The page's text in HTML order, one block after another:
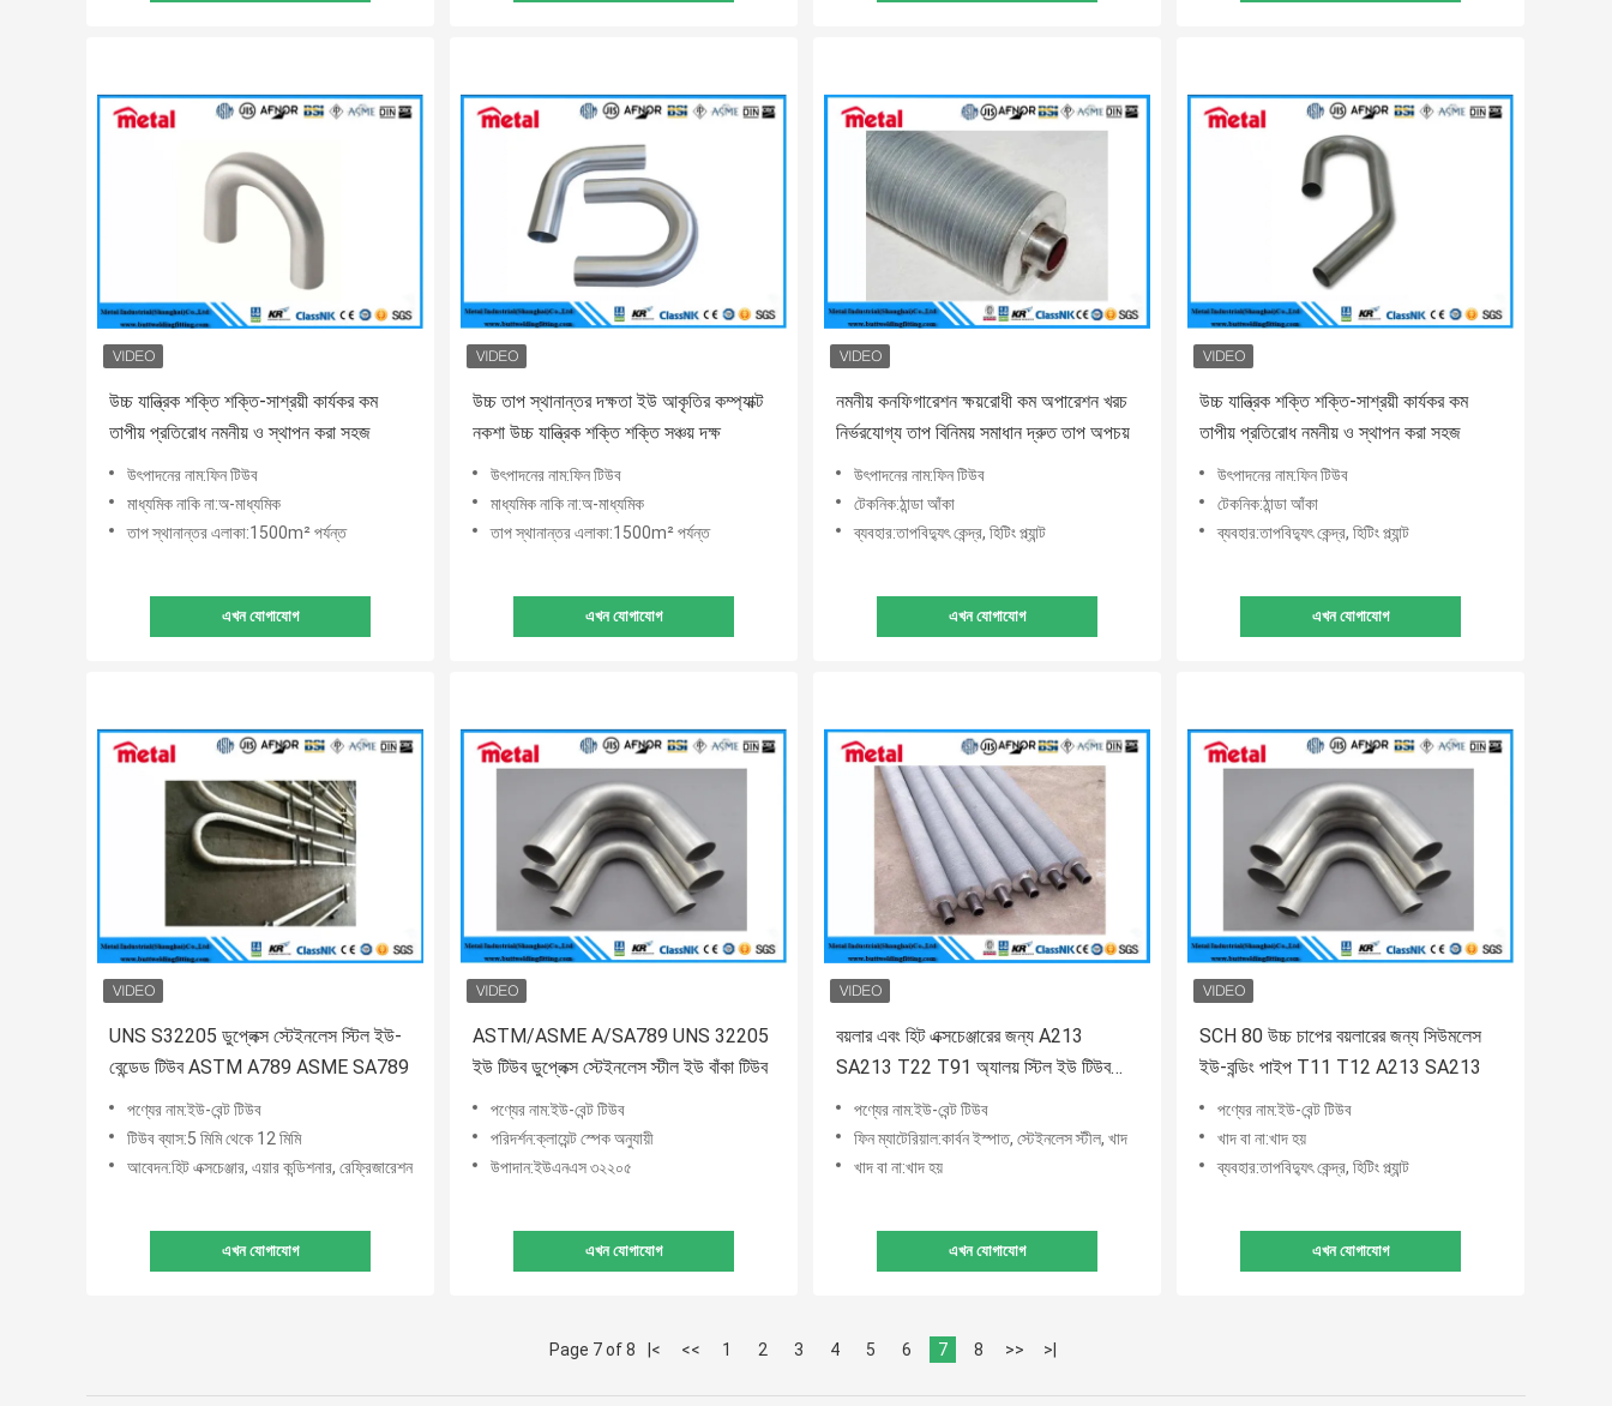
উচ্চ যান্ত্রিক শক্তি শক্তি-সাশ্রয়ী কার্যকর কম
তাপীয় প্রতিরোধ নমনীয় ও স্থাপন করা সহজ
উৎপাদনের নাম:ফিন টিউব
মাধ্যমিক নাকি না:অ-মাধ্যমিক
তাপ স্থানান্তর এলাকা:1500m² পর্যন্ত
এখন যোগাযোগ
উচ্চ তাপ স্থানান্তর দক্ষতা ইউ আকৃতির কম্প্যাক্ট
নকশা উচ্চ যান্ত্রিক শক্তি শক্তি সঞ্চয় দক্ষ
উৎপাদনের নাম:ফিন টিউব
মাধ্যমিক নাকি না:অ-মাধ্যমিক
তাপ স্থানান্তর এলাকা:1500m² পর্যন্ত
এখন যোগাযোগ
নমনীয় কনফিগারেশন ক্ষয়রোধী কম অপারেশন খরচ
নির্ভরযোগ্য তাপ বিনিময় সমাধান দ্রুত তাপ অপচয়
উৎপাদনের নাম:ফিন টিউব
টেকনিক:ঠান্ডা আঁকা
ব্যবহার:তাপবিদ্যুৎ কেন্দ্র, হিটিং প্ল্যান্ট
এখন যোগাযোগ
উচ্চ যান্ত্রিক শক্তি শক্তি-সাশ্রয়ী কার্যকর কম
তাপীয় প্রতিরোধ নমনীয় ও স্থাপন করা সহজ
উৎপাদনের নাম:ফিন টিউব
টেকনিক:ঠান্ডা আঁকা
ব্যবহার:তাপবিদ্যুৎ কেন্দ্র, হিটিং প্ল্যান্ট
এখন যোগাযোগ
UNS S32205 ডুপ্লেক্স স্টেইনলেস স্টিল ইউ-
বেন্ডেড টিউব ASTM A789 ASME SA789
পণ্যের নাম:ইউ-বেন্ট টিউব
টিউব ব্যাস:5 মিমি থেকে 12 মিমি
আবেদন:হিট এক্সচেঞ্জার, এয়ার কন্ডিশনার, রেফ্রিজারেশন
এখন যোগাযোগ
ASTM/ASME A/SA789 UNS 32205
ইউ টিউব ডুপ্লেক্স স্টেইনলেস স্টীল ইউ বাঁকা টিউব
পণ্যের নাম:ইউ-বেন্ট টিউব
পরিদর্শন:ক্লায়েন্ট স্পেক অনুযায়ী
উপাদান:ইউএনএস ৩২২০৫
এখন যোগাযোগ
বয়লার এবং হিট এক্সচেঞ্জারের জন্য A213
SA213 T22 T91 অ্যালয় স্টিল ইউ টিউব
পণ্যের নাম:ইউ-বেন্ট টিউব
ফিন ম্যাটেরিয়াল:কার্বন ইস্পাত, স্টেইনলেস স্টীল, খাদ
খাদ বা না:খাদ হয়
এখন যোগাযোগ
SCH 80 উচ্চ চাপের বয়লারের জন্য সিউমলেস
ইউ-বন্ডিং পাইপ T11 T12 A213 SA213
পণ্যের নাম:ইউ-বেন্ট টিউব
খাদ বা না:খাদ হয়
ব্যবহার:তাপবিদ্যুৎ কেন্দ্র, হিটিং প্ল্যান্ট
এখন যোগাযোগ
Page 7 of 8 |< << 1 2 3 4 5 6 7 8 >> >|